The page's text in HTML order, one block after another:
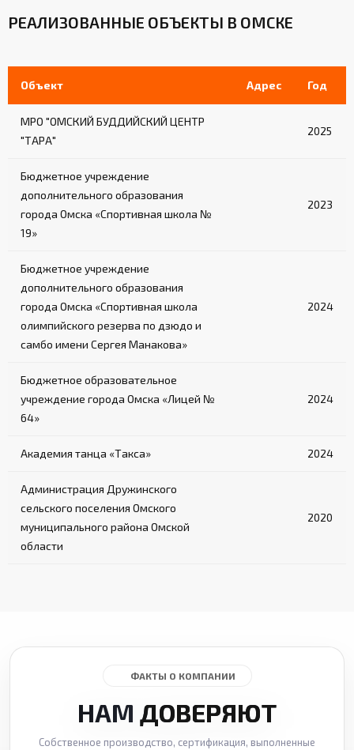
РЕАЛИЗОВАННЫЕ ОБЪЕКТЫ В ОМСКЕ
Объект Адрес Год
МРО "ОМСКИЙ БУДДИЙСКИЙ ЦЕНТР
"ТАРА"
2025
Бюджетное учреждение
дополнительного образования
города Омска «Спортивная школа №
19»
2023
Бюджетное учреждение
дополнительного образования
города Омска «Спортивная школа
олимпийского резерва по дзюдо и
самбо имени Сергея Манакова»
2024
Бюджетное образовательное
учреждение города Омска «Лицей №
64»
2024
Академия танца «Такса» 2024
Администрация Дружинского
сельского поселения Омского
муниципального района Омской
области
2020
ФАКТЫ О КОМПАНИИ
НАМ ДОВЕРЯЮТ
Собственное производство, сертификация, выполненные